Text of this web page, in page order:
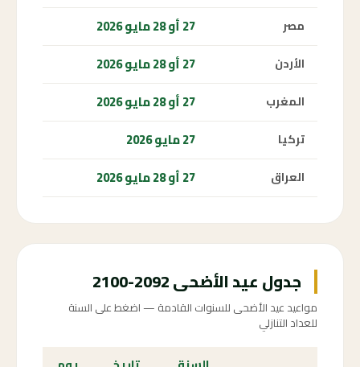
مصر 27 أو 28 مايو 2026
الأردن 27 أو 28 مايو 2026
المغرب 27 أو 28 مايو 2026
تركيا 27 مايو 2026
العراق 27 أو 28 مايو 2026
جدول عيد الأضحى 2092-2100
مواعيد عيد الأضحى للسنوات القادمة — اضغط على السنة
للعداد التنازلي